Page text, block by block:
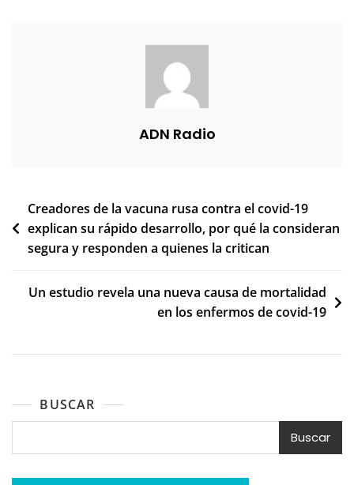
ADN Radio
Navegación
de
entradas
Creadores de la vacuna rusa contra el covid-19
explican su rápido desarrollo, por qué la consideran
segura y responden a quienes la critican
Un estudio revela una nueva causa de mortalidad
en los enfermos de covid-19
BUSCAR
Buscar